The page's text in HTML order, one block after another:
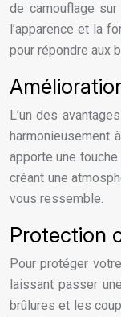
de camouflage
l’apparence et la
pour répondre aux
L’un des
harmonieusement
apporte une
créant une
vous ressemble.
Protection
Pour protéger
laissant passer
brûlures et les